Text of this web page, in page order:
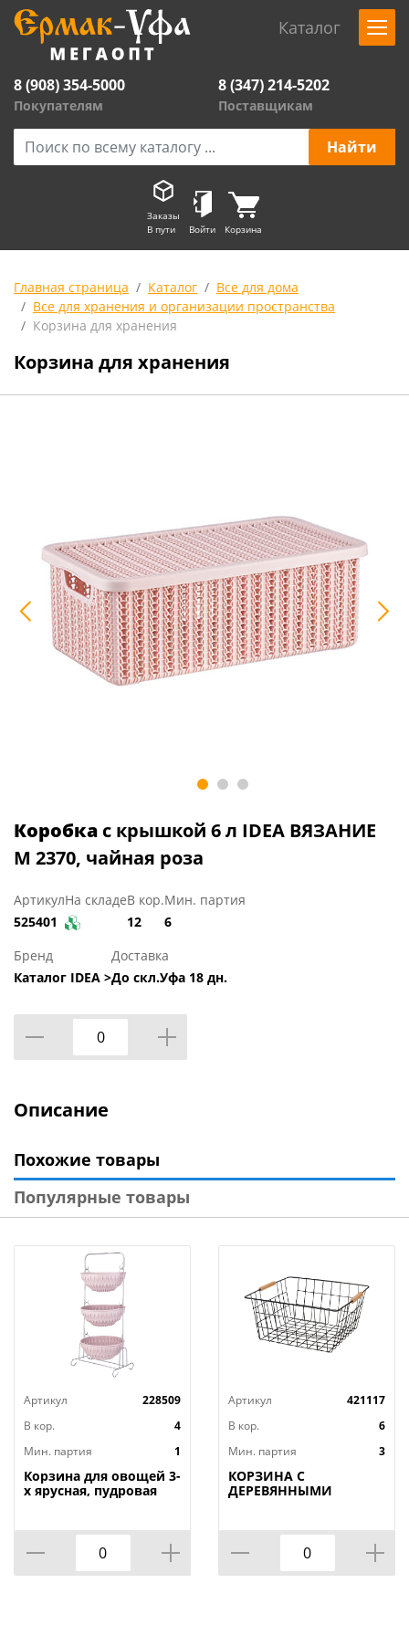
Каталог
8 (908) 354-5000
Покупателям
8 (347) 214-5202
Поставщикам
Заказы
В пути
Войти Корзина
Главная страница Каталог
Все для дома
Все для хранения и организации пространства
Корзина для хранения
Корзина для хранения
Коробка с крышкой 6 л IDEA ВЯЗАНИЕ
М 2370, чайная роза
Артикул
525401
На складеВ кор.
12
Мин. партия
6
Бренд
Каталог IDEA >
Доставка
До скл.Уфа 18 дн.
Описание
Похожие товары
Популярные товары
Артикул
228509
В кор.
4
Мин. партия
1
Корзина для овощей 3-
х ярусная, пудровая
Артикул
421117
В кор.
6
Мин. партия
3
КОРЗИНА С
ДЕРЕВЯННЫМИ
(КОР=12ШТ)